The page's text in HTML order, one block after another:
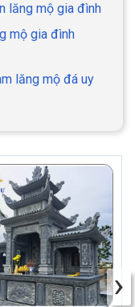
lăng mộ gia đình
mộ gia đình
lăng mộ đá uy
›